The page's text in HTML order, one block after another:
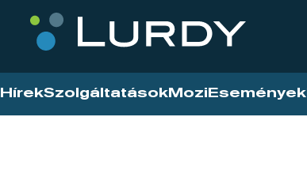
HírekSzolgáltatások Mozi Események